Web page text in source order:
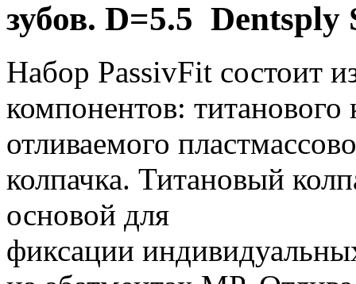
зубов. D=5.5
Набор PassivFit состоит
компонентов: титанового
отливаемого
колпачка. Титановый
основой для
фиксации